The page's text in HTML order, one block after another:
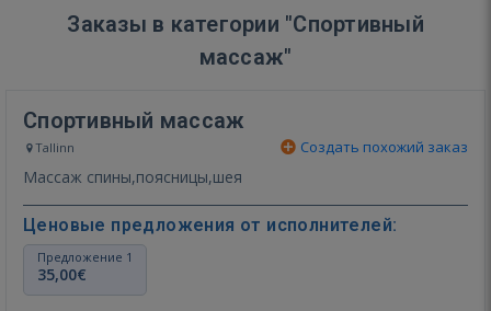
Заказы в категории "Спортивный
массаж"
Спортивный массаж
Tallinn Создать похожий заказ
Массаж спины,поясницы,шея
Ценовые предложения от исполнителей:
Предложение 1
35,00€